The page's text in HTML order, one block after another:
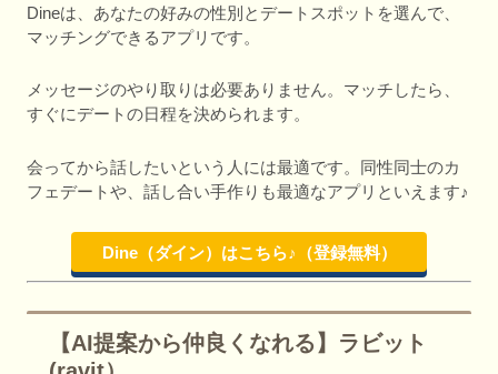
Dineは、あなたの好みの性別とデートスポットを選んで、
マッチングできるアプリです。
メッセージのやり取りは必要ありません。マッチしたら、
すぐにデートの日程を決められます。
会ってから話したいという人には最適です。同性同士のカ
フェデートや、話し合い手作りも最適なアプリといえます♪
Dine（ダイン）はこちら♪（登録無料）
【AI提案から仲良くなれる】ラビット